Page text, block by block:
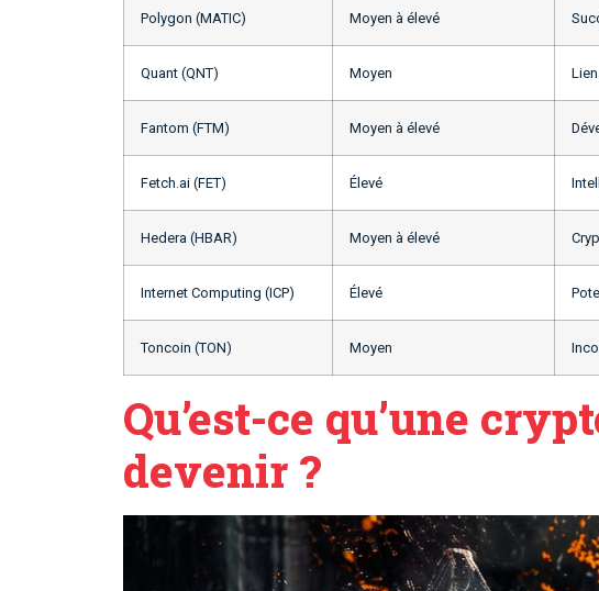
Polygon (MATIC) Moyen à élevé
Quant (QNT) Moyen
Fantom (FTM) Moyen à élevé
Fetch.ai (FET) Élevé
Hedera (HBAR) Moyen à élevé
Internet Computing (ICP) Élevé
Toncoin (TON) Moyen
Qu’est-ce qu’une
devenir ?